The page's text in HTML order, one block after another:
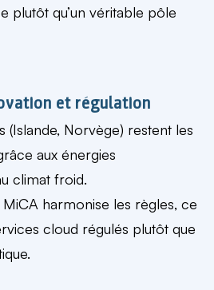
plutôt qu’un véritable pôle
et régulation
(Islande, Norvège) restent les
aux énergies
climat froid.
harmonise les règles, ce
cloud régulés plutôt que